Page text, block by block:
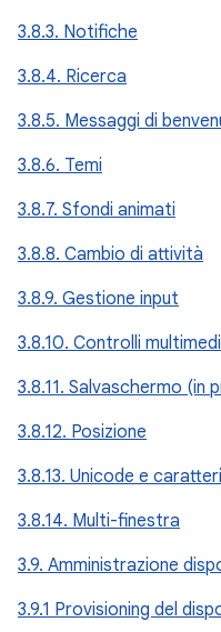
3.8.3. Notifiche
3.8.4. Ricerca
3.8.5. Messaggi di
3.8.6. Temi
3.8.7. Sfondi animati
3.8.8. Cambio di attività
3.8.9. Gestione input
3.8.10. Controlli
3.8.11. Salvaschermo (in
3.8.12. Posizione
3.8.13. Unicode e caratteri
3.8.14. Multi-finestra
3.9. Amministrazione
3.9.1 Provisioning del